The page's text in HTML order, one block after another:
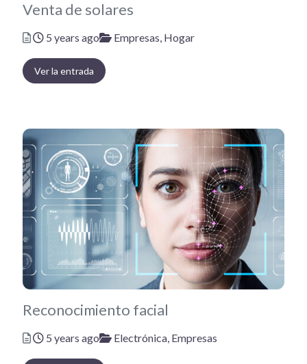
Venta de solares
Posted
5 years ago Categories
Empresas, Hogar
Ver la entrada
Reconocimiento facial
Posted
5 years ago Categories
Electrónica, Empresas